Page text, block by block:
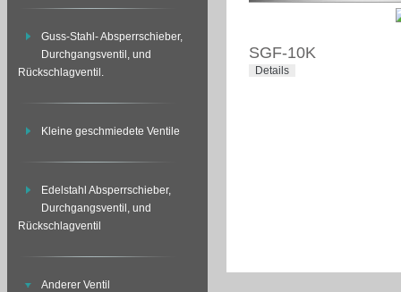
Guss-Stahl- Absperrschieber,
Durchgangsventil, und
Rückschlagventil.
Kleine geschmiedete Ventile
Edelstahl Absperrschieber,
Durchgangsventil, und
Rückschlagventil
Anderer Ventil
SGF-10K
Details